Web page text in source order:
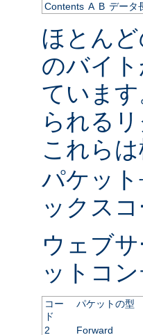
Contents A B データ
ほとん
のバイ
ていま
られる
これら
パケッ
ックス
ウェブ
ットコ
コー
ド
パケットの型
2 Forward